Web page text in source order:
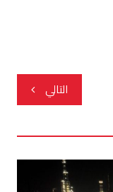
التالي